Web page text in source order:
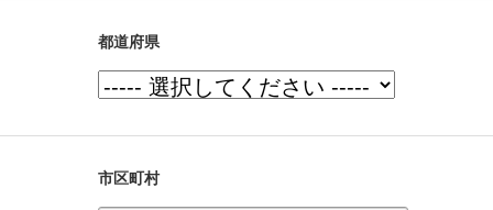
都道府県
市区町村